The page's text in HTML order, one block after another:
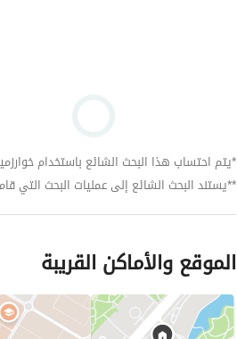
*يتم احتساب هذا البحث الشائع باستخدام
**يستند البحث الشائع إلى عمليات البحث التي قام
الموقع والأماكن القريبة